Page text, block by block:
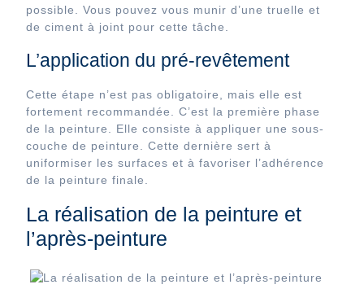
possible. Vous pouvez vous munir d’une truelle et
de ciment à joint pour cette tâche.
L’application du pré-revêtement
Cette étape n’est pas obligatoire, mais elle est
fortement recommandée. C’est la première phase
de la peinture. Elle consiste à appliquer une sous-
couche de peinture. Cette dernière sert à
uniformiser les surfaces et à favoriser l’adhérence
de la peinture finale.
La réalisation de la peinture et
l’après-peinture